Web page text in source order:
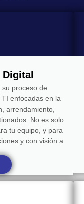
proceso de
enfocadas en la
arrendamiento,
No es solo
tu equipo, y para
y con visión a